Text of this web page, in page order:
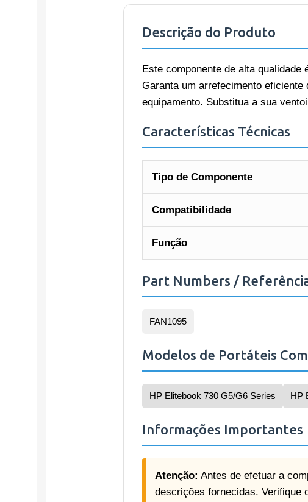
Descrição do Produto
Este componente de alta
Garanta um arrefecimento
equipamento. Substitua a sua
Características Técnicas
Tipo de Componente
Compatibilidade
Função
Part Numbers /
FAN1095
Modelos de Portáteis
HP Elitebook 730 G5/G6 Series HP
Informações Importantes
Atenção: Antes de efetuar a
descrições fornecidas. Verifique